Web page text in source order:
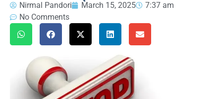
Nirmal Pandori March 15, 2025
7:37 am
No Comments